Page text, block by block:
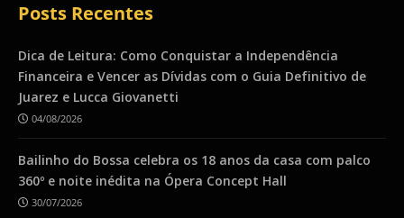
Posts Recentes
Dica de Leitura: Como Conquistar a Independência
Financeira e Vencer as Dívidas com o Guia Definitivo de
Juarez e Lucca Giovanetti
04/08/2026
Bailinho do Bossa celebra os 18 anos da casa com palco
360º e noite inédita na Ópera Concept Hall
30/07/2026